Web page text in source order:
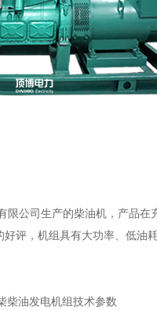
司生产的柴油机，产品在
评，机组具有大功率、低油
柴油发电机组技术参数